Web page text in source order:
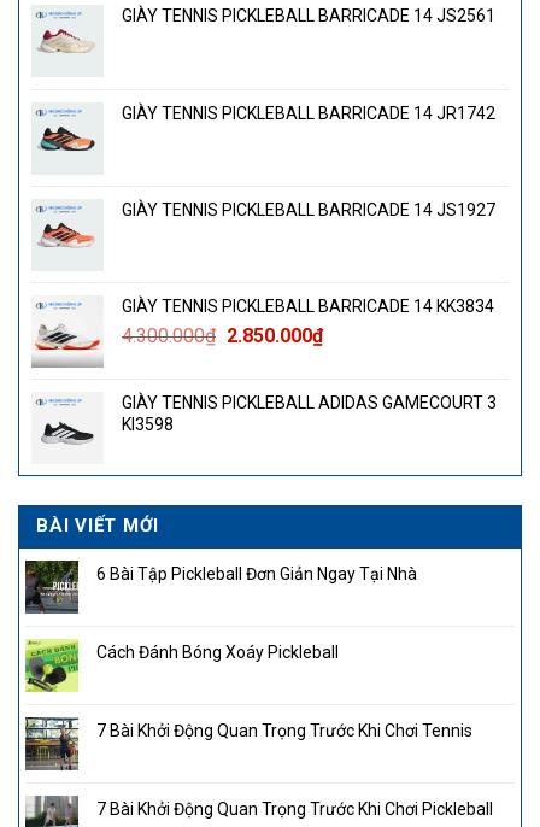
GIÀY TENNIS PICKLEBALL BARRICADE 14 JS2561
GIÀY TENNIS PICKLEBALL BARRICADE 14 JR1742
GIÀY TENNIS PICKLEBALL BARRICADE 14 JS1927
GIÀY TENNIS PICKLEBALL BARRICADE 14 KK3834
4.300.000₫ Giá
4.300.000₫.
2.850.000₫Giá
là:
GIÀY TENNIS PICKLEBALL ADIDAS GAMECOURT 3
KI3598
BÀI VIẾT MỚI
6 Bài Tập Pickleball Đơn Giản Ngay Tại Nhà
Cách Đánh Bóng Xoáy Pickleball
7 Bài Khởi Động Quan Trọng Trước Khi Chơi Tennis
7 Bài Khởi Động Quan Trọng Trước Khi Chơi Pickleball